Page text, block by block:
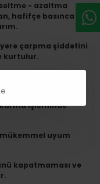
- azaltma
hafifçe basınca
çarpma şiddetini
kurtulur.
ve shocktan
işleminde
uyum
kapatmaması ve